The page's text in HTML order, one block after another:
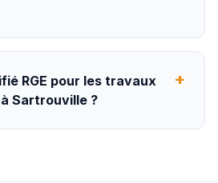
RGE pour les travaux
Sartrouville ?
+